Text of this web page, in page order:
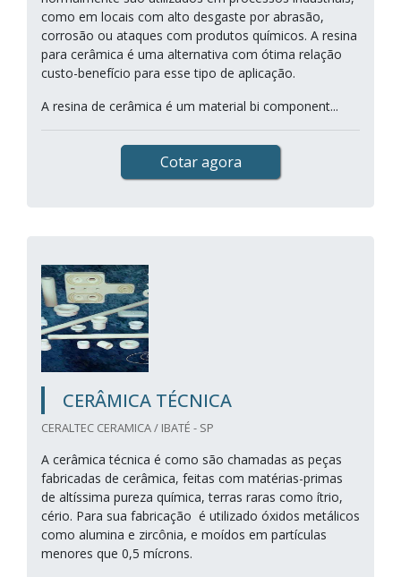
como em locais com alto desgaste por abrasão,
corrosão ou ataques com produtos químicos. A resina
para cerâmica é uma alternativa com ótima relação
custo-benefício para esse tipo de aplicação.
A resina de cerâmica é um material bi component...
Cotar agora
CERÂMICA TÉCNICA
CERALTEC CERAMICA / IBATÉ - SP
A cerâmica técnica é como são chamadas as peças
fabricadas de cerâmica, feitas com matérias-primas
de altíssima pureza química, terras raras como ítrio,
cério. Para sua fabricação é utilizado óxidos metálicos
como alumina e zircônia, e moídos em partículas
menores que 0,5 mícrons.